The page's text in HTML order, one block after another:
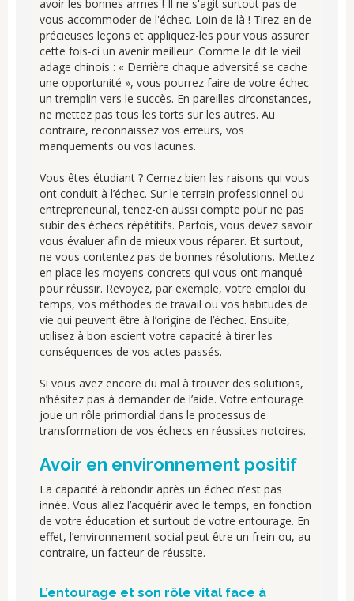
avoir les bonnes armes ! Il ne s'agit surtout pas de
vous accommoder de l'échec. Loin de là ! Tirez-en de
précieuses leçons et appliquez-les pour vous assurer
cette fois-ci un avenir meilleur. Comme le dit le vieil
adage chinois : « Derrière chaque adversité se cache
une opportunité », vous pourrez faire de votre échec
un tremplin vers le succès. En pareilles circonstances,
ne mettez pas tous les torts sur les autres. Au
contraire, reconnaissez vos erreurs, vos
manquements ou vos lacunes.
Vous êtes étudiant ? Cernez bien les raisons qui vous
ont conduit à l’échec. Sur le terrain professionnel ou
entrepreneurial, tenez-en aussi compte pour ne pas
subir des échecs répétitifs. Parfois, vous devez savoir
vous évaluer afin de mieux vous réparer. Et surtout,
ne vous contentez pas de bonnes résolutions. Mettez
en place les moyens concrets qui vous ont manqué
pour réussir. Revoyez, par exemple, votre emploi du
temps, vos méthodes de travail ou vos habitudes de
vie qui peuvent être à l’origine de l’échec. Ensuite,
utilisez à bon escient votre capacité à tirer les
conséquences de vos actes passés.
Si vous avez encore du mal à trouver des solutions,
n’hésitez pas à demander de l’aide. Votre entourage
joue un rôle primordial dans le processus de
transformation de vos échecs en réussites notoires.
Avoir en environnement positif
La capacité à rebondir après un échec n’est pas
innée. Vous allez l’acquérir avec le temps, en fonction
de votre éducation et surtout de votre entourage. En
effet, l’environnement social peut être un frein ou, au
contraire, un facteur de réussite.
L’entourage et son rôle vital face à